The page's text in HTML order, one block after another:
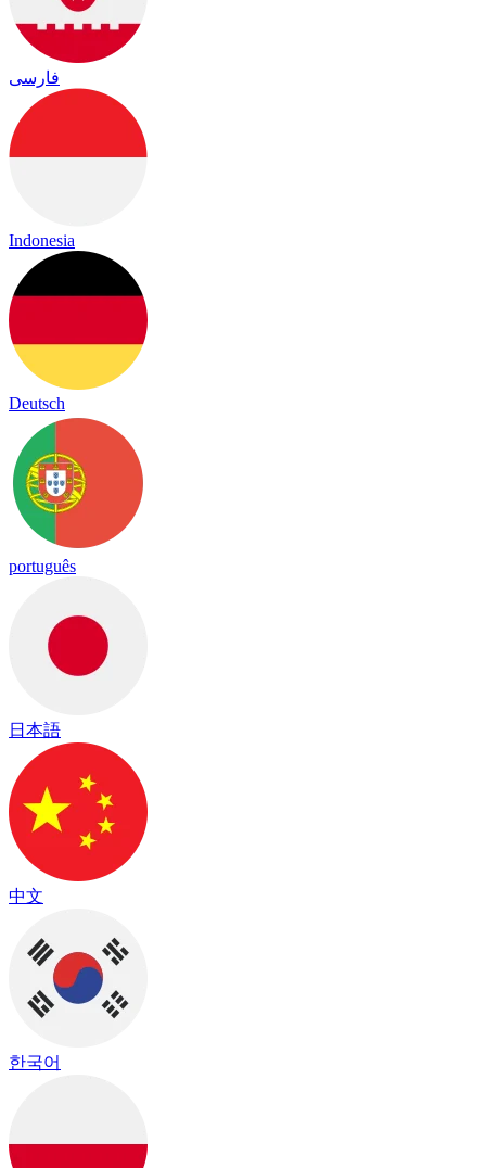
فارسی
Indonesia
Deutsch
português
日本語
中文
한국어